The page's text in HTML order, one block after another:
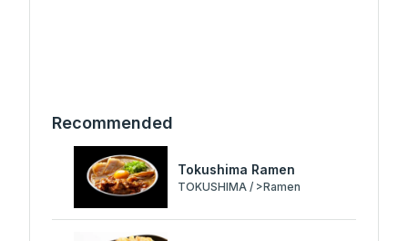
Recommended
Tokushima Ramen
TOKUSHIMA / >Ramen